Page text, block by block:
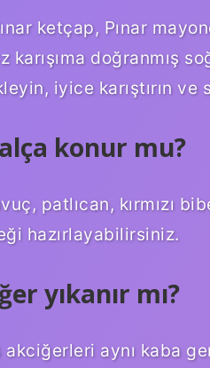
ketçap, Pınar
karışıma
iyice karıştırın
konur mu?
patlıcan, kırmızı
hazırlayabilirsiniz.
yıkanır mı?
akciğerleri aynı kaba